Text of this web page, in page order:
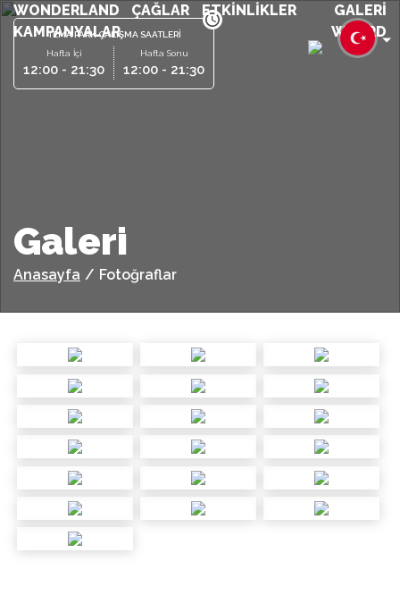
TEMA PARK ÇALIŞMA SAATLERİ
Hafta İçi
12:00 - 21:30
Hafta Sonu
12:00 - 21:30
WONDERLAND ÇAĞLAR ETKİNLİKLER
GALERİ
KAMPANYALAR
WCARD
Galeri
Anasayfa / Fotoğraflar